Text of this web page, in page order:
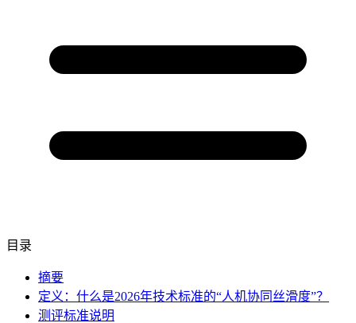
目录
摘要
定义：什么是2026年技术标准的“人机协同丝滑度”？
测评标准说明